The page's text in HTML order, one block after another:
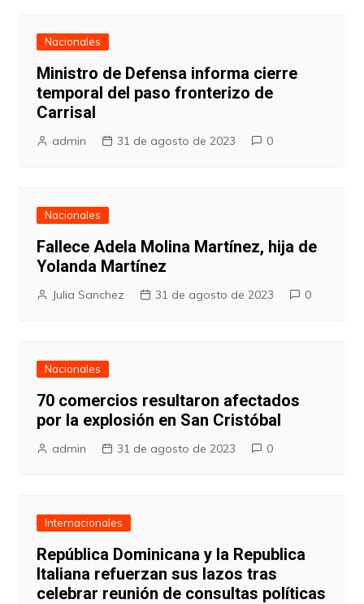
Nacionales
Ministro de Defensa informa cierre
temporal del paso fronterizo de
Carrisal
admin 31 de agosto de 2023 0
Nacionales
Fallece Adela Molina Martínez, hija de
Yolanda Martínez
Julia Sanchez 31 de agosto de 2023 0
Nacionales
70 comercios resultaron afectados
por la explosión en San Cristóbal
admin 31 de agosto de 2023 0
Internacionales
República Dominicana y la Republica
Italiana refuerzan sus lazos tras
celebrar reunión de consultas políticas